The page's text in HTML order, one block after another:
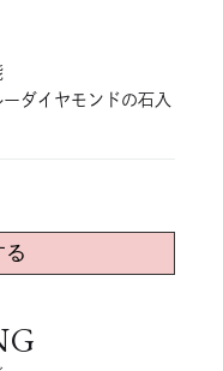
ダイヤモンドの石入
る